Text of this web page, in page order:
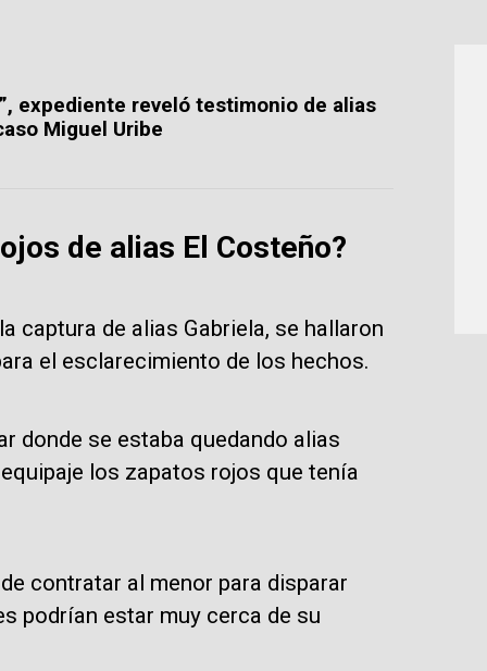
expediente reveló testimonio de alias
Miguel Uribe
de alias El Costeño?
captura de alias Gabriela, se hallaron
el esclarecimiento de los hechos.
donde se estaba quedando alias
los zapatos rojos que tenía
contratar al menor para disparar
podrían estar muy cerca de su